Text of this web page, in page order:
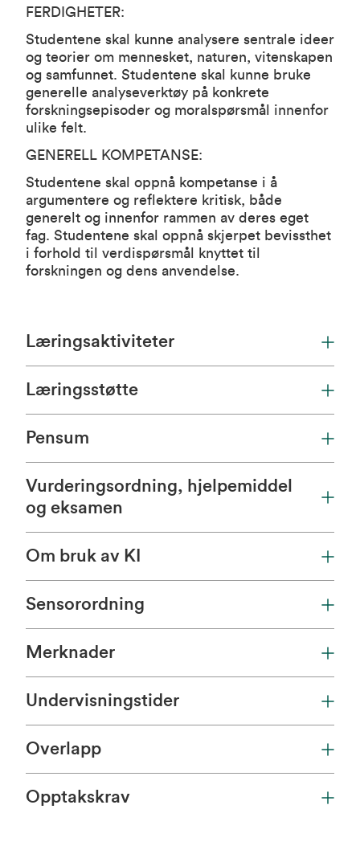
FERDIGHETER:
Studentene skal kunne analysere sentrale ideer
og teorier om mennesket, naturen, vitenskapen
og samfunnet. Studentene skal kunne bruke
generelle analyseverktøy på konkrete
forskningsepisoder og moralspørsmål innenfor
ulike felt.
GENERELL KOMPETANSE:
Studentene skal oppnå kompetanse i å
argumentere og reflektere kritisk, både
generelt og innenfor rammen av deres eget
fag. Studentene skal oppnå skjerpet bevissthet
i forhold til verdispørsmål knyttet til
forskningen og dens anvendelse.
Læringsaktiviteter
Læringsstøtte
Pensum
Vurderingsordning, hjelpemiddel
og eksamen
Om bruk av KI
Sensorordning
Merknader
Undervisningstider
Overlapp
Opptakskrav